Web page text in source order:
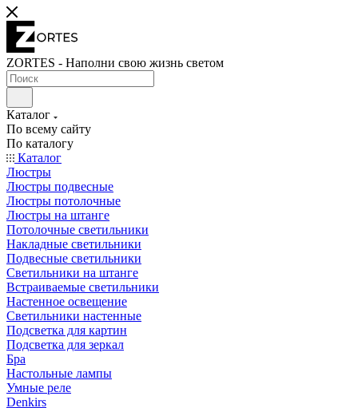
ZORTES - Наполни свою жизнь светом
Каталог
По всему сайту
По каталогу
Каталог
Люстры
Люстры подвесные
Люстры потолочные
Люстры на штанге
Потолочные светильники
Накладные светильники
Подвесные светильники
Светильники на штанге
Встраиваемые светильники
Настенное освещение
Светильники настенные
Подсветка для картин
Подсветка для зеркал
Бра
Настольные лампы
Умные реле
Denkirs